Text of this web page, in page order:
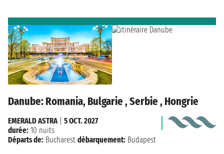
Danube: Romania, Bulgarie , Serbie , Hongrie
EMERALD ASTRA
5 OCT. 2027
durée: 10 nuits
Départs de: Bucharest débarquement: Budapest